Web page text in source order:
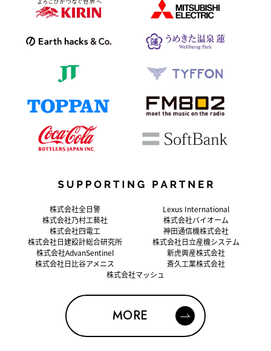
株式会社全日警
Lexus International
株式会社乃村工藝社
株式会社バイオーム
株式会社四電工
神田通信機株式会社
株式会社日建設計総合研究所
株式会社日立産機システム
株式会社AdvanSentinel
新虎興産株式会社
株式会社日比谷アメニス
斎久工業株式会社
株式会社マッシュ
MORE